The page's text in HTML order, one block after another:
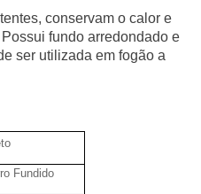
conservam o calor e
Possui fundo arredondado e
ser utilizada em fogão a
Fundido